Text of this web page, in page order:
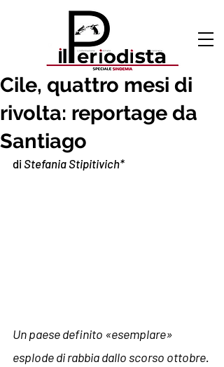
Cile, quattro mesi di
rivolta: reportage da
Santiago
di Stefania Stipitivich*
Un paese definito «esemplare»
esplode di rabbia dallo scorso ottobre.